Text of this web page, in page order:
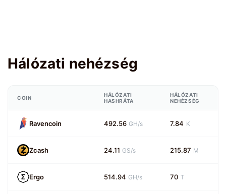
Hálózati nehézség
COIN
HÁLÓZATI
HASHRÁTA
HÁLÓZATI
NEHÉZSÉG
Ravencoin 492.56 GH/s 7.84 K
Zcash 24.11 GS/s 215.87 M
Ergo 514.94 GH/s 70 T